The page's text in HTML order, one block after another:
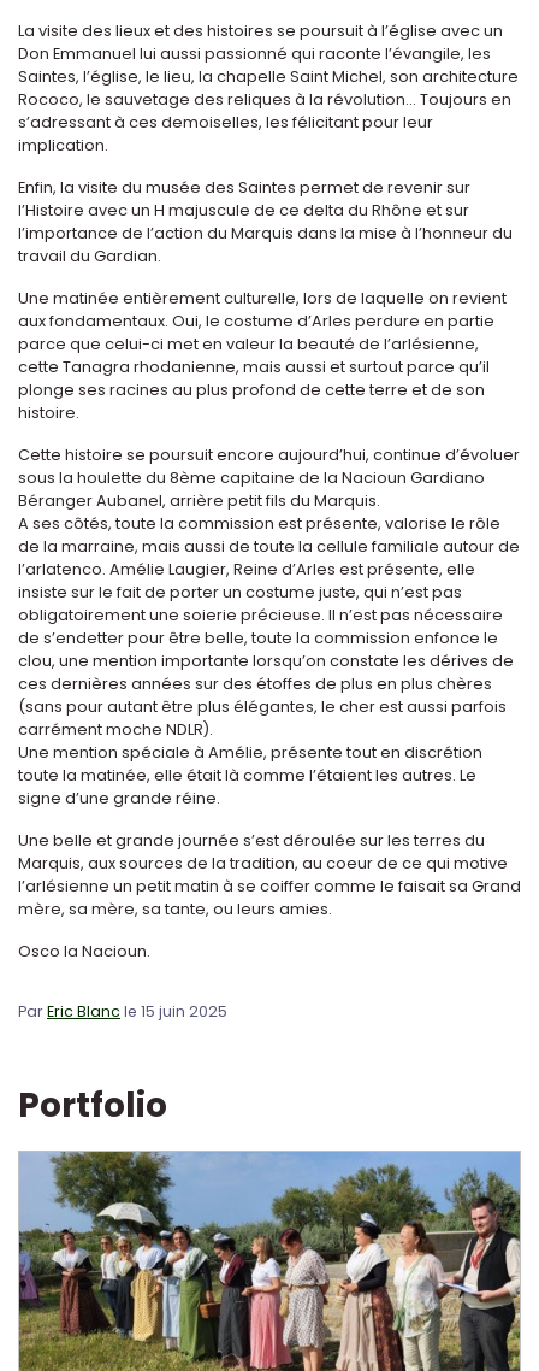
La visite des lieux et des histoires se poursuit à l’église avec un
Don Emmanuel lui aussi passionné qui raconte l’évangile, les
Saintes, l’église, le lieu, la chapelle Saint Michel, son architecture
Rococo, le sauvetage des reliques à la révolution... Toujours en
s’adressant à ces demoiselles, les félicitant pour leur
implication.
Enfin, la visite du musée des Saintes permet de revenir sur
l’Histoire avec un H majuscule de ce delta du Rhône et sur
l’importance de l’action du Marquis dans la mise à l’honneur du
travail du Gardian.
Une matinée entièrement culturelle, lors de laquelle on revient
aux fondamentaux. Oui, le costume d’Arles perdure en partie
parce que celui-ci met en valeur la beauté de l’arlésienne,
cette Tanagra rhodanienne, mais aussi et surtout parce qu’il
plonge ses racines au plus profond de cette terre et de son
histoire.
Cette histoire se poursuit encore aujourd’hui, continue d’évoluer
sous la houlette du 8ème capitaine de la Nacioun Gardiano
Béranger Aubanel, arrière petit fils du Marquis.
A ses côtés, toute la commission est présente, valorise le rôle
de la marraine, mais aussi de toute la cellule familiale autour de
l’arlatenco. Amélie Laugier, Reine d’Arles est présente, elle
insiste sur le fait de porter un costume juste, qui n’est pas
obligatoirement une soierie précieuse. Il n’est pas nécessaire
de s’endetter pour être belle, toute la commission enfonce le
clou, une mention importante lorsqu’on constate les dérives de
ces dernières années sur des étoffes de plus en plus chères
(sans pour autant être plus élégantes, le cher est aussi parfois
carrément moche NDLR).
Une mention spéciale à Amélie, présente tout en discrétion
toute la matinée, elle était là comme l’étaient les autres. Le
signe d’une grande réine.
Une belle et grande journée s’est déroulée sur les terres du
Marquis, aux sources de la tradition, au coeur de ce qui motive
l’arlésienne un petit matin à se coiffer comme le faisait sa Grand
mère, sa mère, sa tante, ou leurs amies.
Osco la Nacioun.
ParEric Blanc le 15 juin 2025
Portfolio